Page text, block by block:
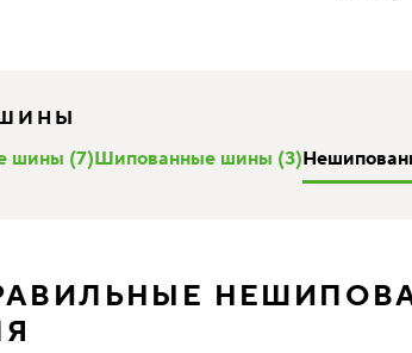
шины (7)Шипованные шины (3)